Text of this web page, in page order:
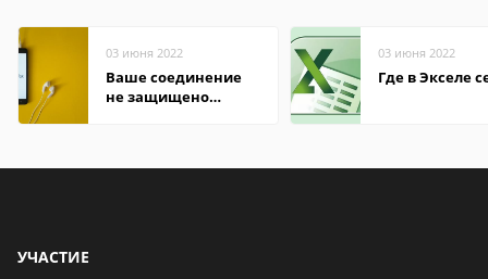
03 июня 2022
Ваше соединение
не защищено
03 июня 2022
Где в Экселе
УЧАСТИЕ